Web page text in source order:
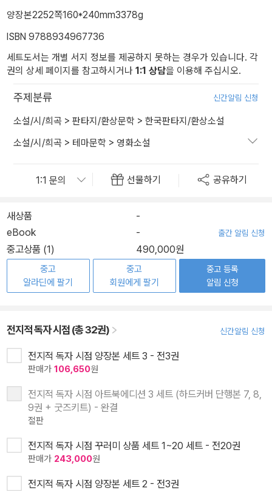
양장본2252쪽160*240mm3378g
ISBN 9788934967736
세트도서는 개별 서지 정보를 제공하지 못하는 경우가 있습니다. 각
권의 상세 페이지를 참고하시거나 1:1 상담을 이용해 주십시오.
주제분류 신간알림 신청
소설/시/희곡 > 판타지/환상문학 > 한국판타지/환상소설
소설/시/희곡 > 테마문학 > 영화소설
선물하기 공유하기
새상품
-
eBook
- 출간 알림 신청
중고상품 (1) 490,000원
중고
알라딘에 팔기
중고
회원에게 팔기
중고 등록
알림 신청
전지적 독자 시점 (총 32권) 신간알림 신청
전지적 독자 시점 양장본 세트 3 - 전3권
판매가 106,650원
전지적 독자 시점 아트북에디션 3 세트 (하드커버 단행본 7, 8,
9권 + 굿즈키트) - 완결
절판
전지적 독자 시점 꾸러미 상품 세트 1~20 세트 - 전20권
판매가 243,000원
전지적 독자 시점 양장본 세트 2 - 전3권